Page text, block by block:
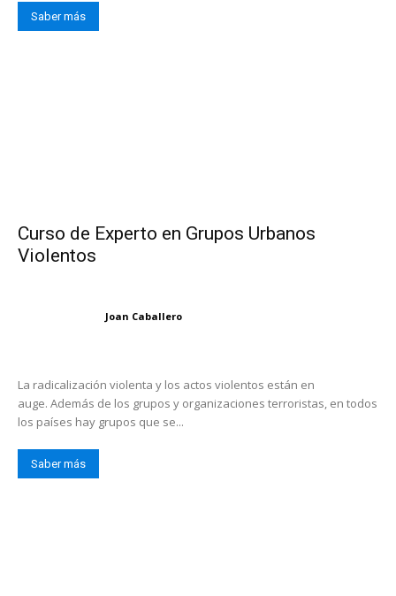
Saber más
Curso de Experto en Grupos Urbanos
Violentos
Joan Caballero
La radicalización violenta y los actos violentos están en
auge. Además de los grupos y organizaciones terroristas, en todos
los países hay grupos que se...
Saber más